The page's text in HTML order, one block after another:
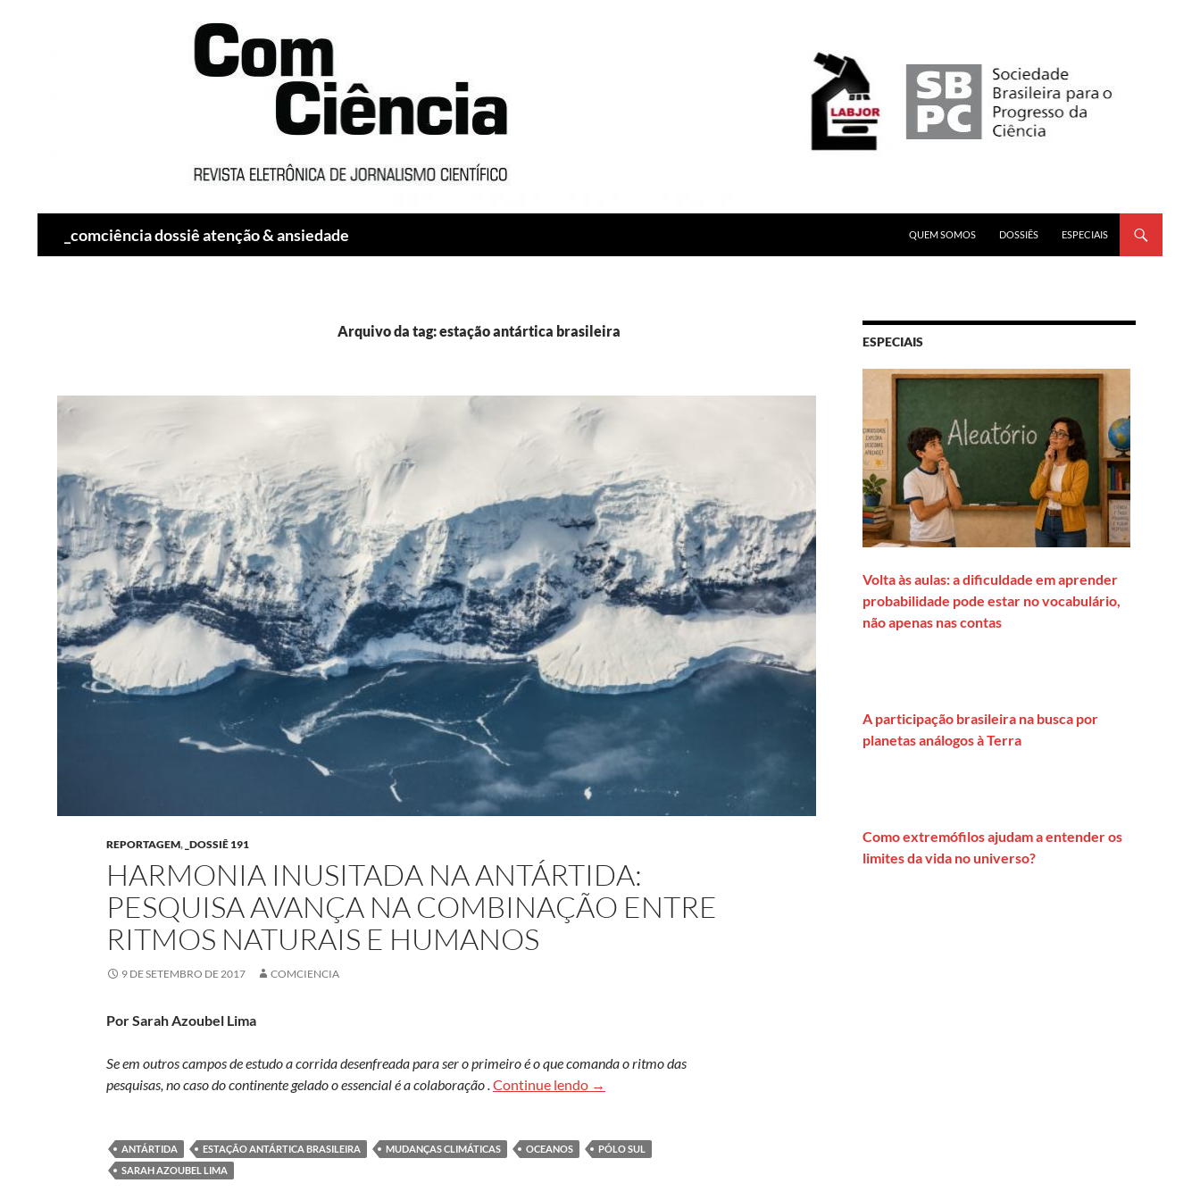
_comciência dossiê atenção & ansiedade
QUEM SOMOS
DOSSIÊS ESPECIAIS
Arquivo da tag: estação antártica brasileira
REPORTAGEM, _DOSSIÊ 191
HARMONIA INUSITADA NA ANTÁRTIDA:
PESQUISA AVANÇA NA COMBINAÇÃO ENTRE
RITMOS NATURAIS E HUMANOS
9 DE SETEMBRO DE 2017 COMCIENCIA
Por Sarah Azoubel Lima
Se em outros campos de estudo a corrida desenfreada para ser o primeiro é o que comanda o ritmo das
pesquisas, no caso do continente gelado o essencial é a colaboração . Continue lendo Harmonia inusitada na Antártida: pesquisa avança na combinação entre ritmos naturais e humanos
→
ANTÁRTIDA ESTAÇÃO ANTÁRTICA BRASILEIRA MUDANÇAS CLIMÁTICAS OCEANOS
PÓLO SUL
SARAH AZOUBEL LIMA
ESPECIAIS
Volta às aulas: a dificuldade em aprender
probabilidade pode estar no vocabulário,
não apenas nas contas
A participação brasileira na busca por
planetas análogos à Terra
Como extremófilos ajudam a entender os
limites da vida no universo?